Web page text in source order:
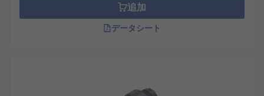
追加
データシート